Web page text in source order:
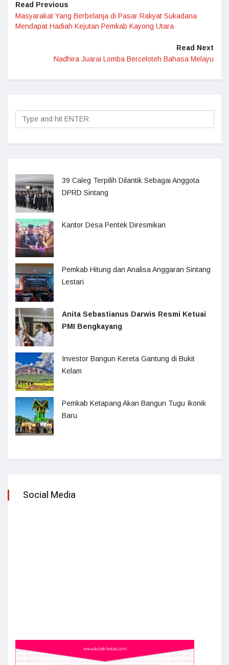
Read Previous
Masyarakat Yang Berbelanja di Pasar Rakyat Sukadana
Mendapat Hadiah Kejutan Pemkab Kayong Utara
Read Next
Nadhira Juarai Lomba Berceloteh Bahasa Melayu
39 Caleg Terpilih Dilantik Sebagai Anggota
DPRD Sintang
Kantor Desa Pentek Diresmikan
Pemkab Hitung dan Analisa Anggaran Sintang
Lestari
Anita Sebastianus Darwis Resmi Ketuai
PMI Bengkayang
Investor Bangun Kereta Gantung di Bukit
Kelam
Pemkab Ketapang Akan Bangun Tugu Ikonik
Baru
Social Media